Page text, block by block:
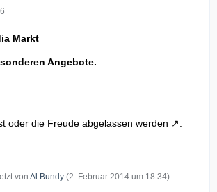
Markt
Angebote.
oder die Freude abgelassen werden
von Al Bundy (2. Februar 2014 um 18:34)